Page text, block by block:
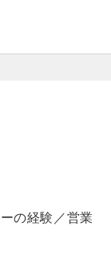
の経験／営業